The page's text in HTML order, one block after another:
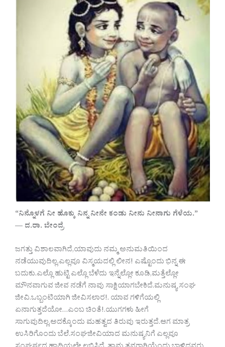
“ನಿನ್ನೊಳಗೆ ನೀ ಹೊಕ್ಕು ನಿನ್ನ ನೀನೇ ಕಂಡು ನೀನು ನೀನಾಗು ಗೆಳೆಯ.”
— ದ.ರಾ. ಬೇಂದ್ರೆ
ಜಗತ್ತು ವಿಶಾಲವಾಗಿದೆ,ಯಾವುದು ನಮ್ಮ ಅನುಮತಿಯಿಂದ
ನಡೆಯುವುದಿಲ್ಲ.ಎಲ್ಲವೂ ವಿಸ್ಮಯದಲ್ಲಿ ಲೀನ! ಎಷ್ಟೊಂದು ಭಿನ್ನ ಈ
ಬದುಕು.ಎಲ್ಲೊ ಹುಟ್ಟಿ ಎಲ್ಲೊ ಬೆಳೆದು ಇನ್ನೆಲ್ಲೋ ಕೂಡಿ,ಮತ್ತೆಲ್ಲೋ
ಮೌನವಾಗುವ ಜೀವ ನಡೆಗೆ ನಾವು ಸಾಕ್ಷಿಯಾಗಬೇಕಿದೆ.ಮನುಷ್ಯ ಸಂಘ
ಜೀವಿ.ಒಬ್ಬಂಟಿಯಾಗಿ ಜೀವಿಸಲಾರ!. ಯಾವ ಗಳಿಗೆಯಲ್ಲಿ
ಏನಾಗುತ್ತದೆಯೋ…ಎಂಬ ಚಿಂತೆ!.ಯುಗಗಳು ಹೀಗೆ
ಸಾಗುವುದಿಲ್ಲ,ಅದಕ್ಕೊಂದು ಮಹತ್ವದ ತಿರುವು ಇರುತ್ತದೆ.ಆಗ ಮಾತ್ರ
ಉಸಿರಿಗೊಂದು ಬೆಲೆ.ಸಂಘಜೀವಿಯಾದ ಮನುಷ್ಯನಿಗೆ ಎಲ್ಲವೂ